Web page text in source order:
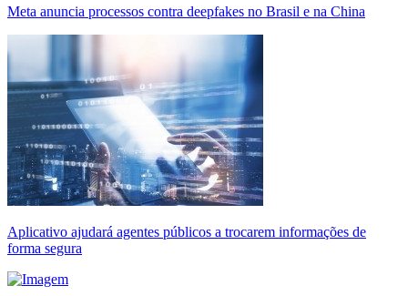
Meta anuncia processos contra deepfakes no Brasil e na China
Aplicativo ajudará agentes públicos a trocarem informações de
forma segura